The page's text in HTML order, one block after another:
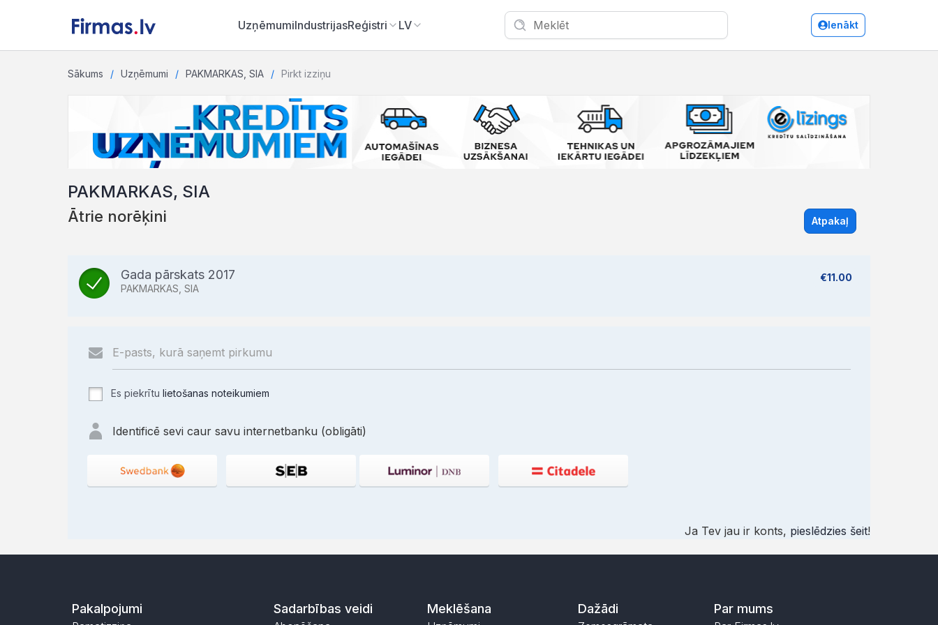
UzņēmumiIndustrijasReģistri LV Ienākt
Sākums Uzņēmumi PAKMARKAS, SIA Pirkt izziņu
PAKMARKAS, SIA
Ātrie norēķini Atpakaļ
Gada pārskats 2017
PAKMARKAS, SIA
€11.00
Es piekrītu lietošanas noteikumiem
Identificē sevi caur savu internetbanku (obligāti)
Ja Tev jau ir konts, pieslēdzies šeit!
Pakalpojumi Sadarbības veidi Meklēšana Dažādi Par mums